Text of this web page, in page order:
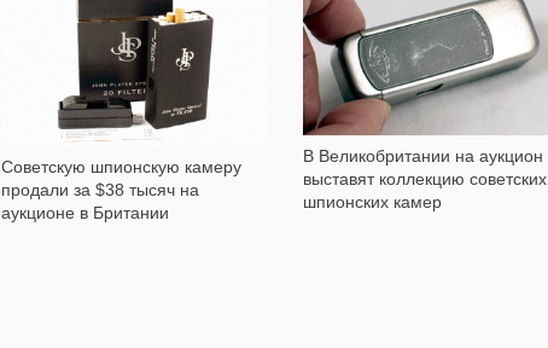
Советскую шпионскую камеру
продали за $38 тысяч на
аукционе в Британии
В Великобритании на аукцион
выставят коллекцию советских
шпионских камер